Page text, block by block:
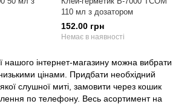
110 мл з дозатором
152.00 грн
Немає в наявності
нашого інтернет-магазину можна вибрати
цінами. Придбати необхідний
слушної миті, замовити через кошик
по телефону. Весь асортимент на